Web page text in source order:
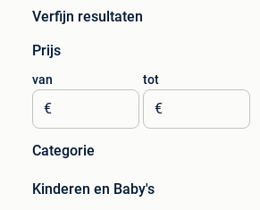
Verfijn resultaten
Prijs
van
€
tot
€
Categorie
Kinderen en Baby's